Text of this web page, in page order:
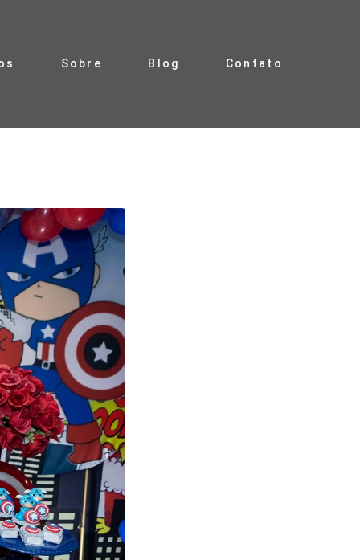
Sobre Blog Contato